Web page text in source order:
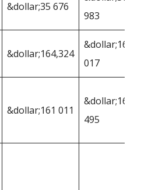
&dollar;35 676
983
&dollar;164,324
&dollar;162
017
&dollar;161 011
&dollar;160
495